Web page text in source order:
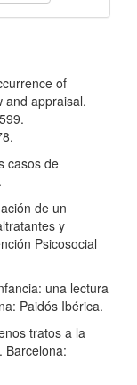
of
and appraisal.
casos de
de un
y
Psicosocial
una lectura
Paidós Ibérica.
tratos a la
Barcelona: